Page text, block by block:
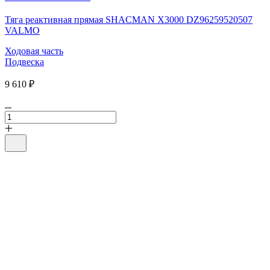
Тяга реактивная прямая SHACMAN X3000 DZ96259520507
VALMO
Ходовая часть
Подвеска
9 610 ₽